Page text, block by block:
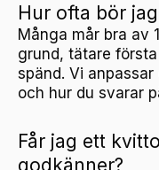
Hur ofta bör
Många mår bra av
grund, tätare
spänd. Vi
och hur du svarar
Får jag ett
godkänner?